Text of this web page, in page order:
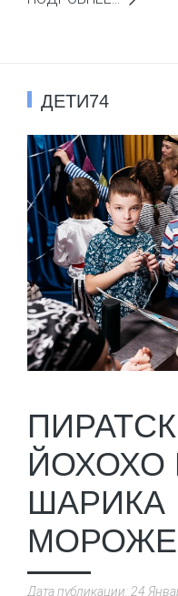
ДЕТИ74
ЙОХОХО
ШАРИКА
Дата публикации: 24